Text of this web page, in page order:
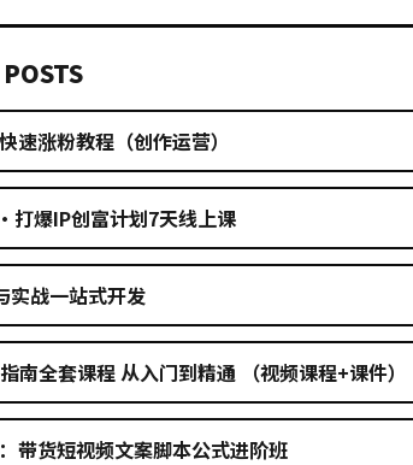
速涨粉教程（创作运营）
打爆IP创富计划7天线上课
实战一站式开发
南全套课程 从入门到精通 ​​​（视频课程+课件）
带货短视频文案脚本公式进阶班